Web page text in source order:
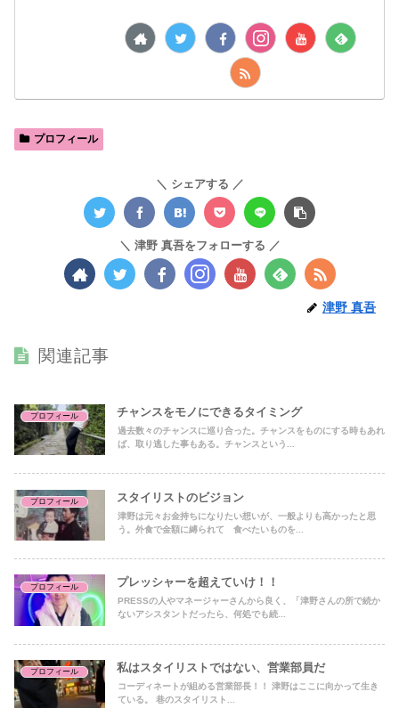
プロフィール
シェアする
津野 真吾をフォローする
津野 真吾
関連記事
プロフィール チャンスをモノにできるタイミング
過去数々のチャンスに巡り合った。チャンスをものにする時もあれ
ば、取り逃した事もある。チャンスという...
プロフィール スタイリストのビジョン
津野は元々お金持ちになりたい想いが、一般よりも高かったと思
う。外食で金額に縛られて 食べたいものを...
プロフィール プレッシャーを超えていけ！！
PRESSの人やマネージャーさんから良く、「津野さんの所で続か
ないアシスタントだったら、何処でも続...
プロフィール 私はスタイリストではない、営業部員だ
コーディネートが組める営業部長！！ 津野はここに向かって生き
ている。 巷のスタイリスト...